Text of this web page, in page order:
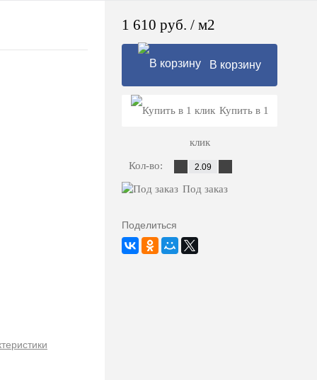
1 610 руб. / м2
В корзину
Купить в 1
клик
Кол-во:
Под заказ
Поделиться